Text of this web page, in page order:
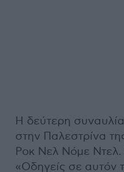
Η δεύτερη
στην Παλεστρίνα
Ροκ Νελ Νόμε
«Οδηγείς σε αυτόν